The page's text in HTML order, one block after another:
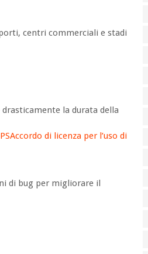
centri commerciali e stadi
la durata della
Accordo di licenza per l’uso di
di bug per migliorare il